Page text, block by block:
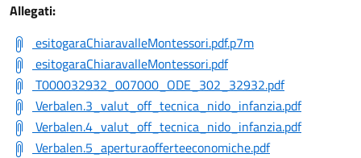
Allegati:
esitogaraChiaravalleMontessori.pdf.p7m
esitogaraChiaravalleMontessori.pdf
T000032932_007000_ODE_302_32932.pdf
Verbalen.3_valut_off_tecnica_nido_infanzia.pdf
Verbalen.4_valut_off_tecnica_nido_infanzia.pdf
Verbalen.5_aperturaofferteeconomiche.pdf